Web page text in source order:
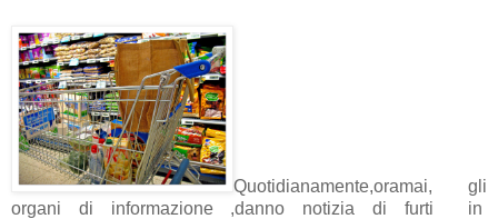
Quotidianamente,oramai, gli
organi di informazione ,danno notizia di furti in